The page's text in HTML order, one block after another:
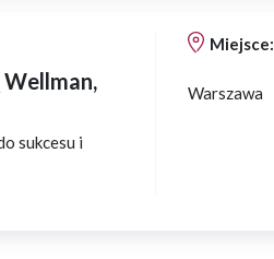
sukcesu i
Miejsce:
Warszawa